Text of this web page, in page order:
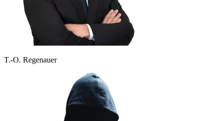
T.-O. Regenauer